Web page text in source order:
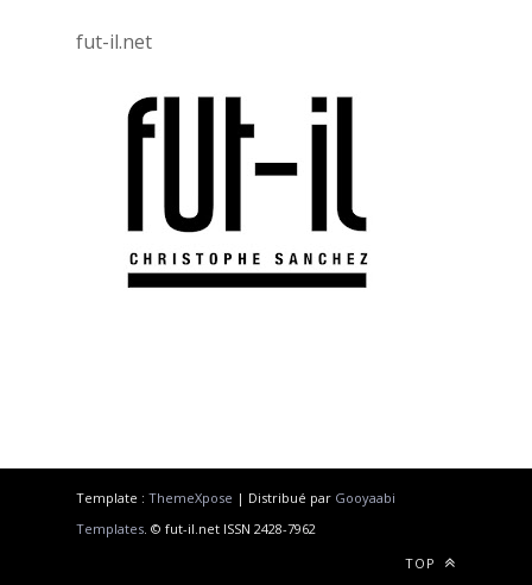
fut-il.net
Template : ThemeXpose | Distribué par Gooyaabi
Templates . © fut-il.net ISSN 2428-7962
TOP